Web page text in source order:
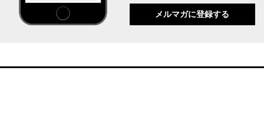
メルマガに登録する